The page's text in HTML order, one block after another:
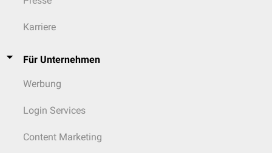
Karriere
Für Unternehmen
Werbung
Login Services
Content Marketing